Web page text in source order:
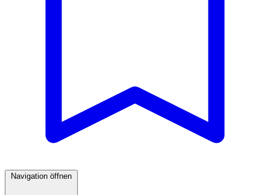
Navigation öffnen